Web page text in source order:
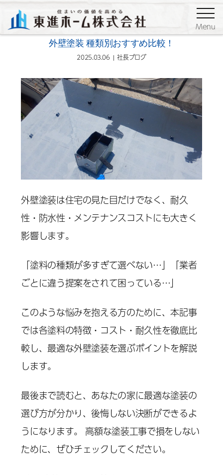
Menu
社長ブログ
外壁塗装 種類別おすすめ比較！
2025.03.06 社長ブログ
外壁塗装は住宅の見た目だけでなく、耐久
性・防水性・メンテナンスコストにも大きく
影響します。
「塗料の種類が多すぎて選べない…」「業者
ごとに違う提案をされて困っている…」
このような悩みを抱える方のために、本記事
では各塗料の特徴・コスト・耐久性を徹底比
較し、最適な外壁塗装を選ぶポイントを解説
します。
最後まで読むと、あなたの家に最適な塗装の
選び方が分かり、後悔しない決断ができるよ
うになります。 高額な塗装工事で損をしない
ために、ぜひチェックしてください。